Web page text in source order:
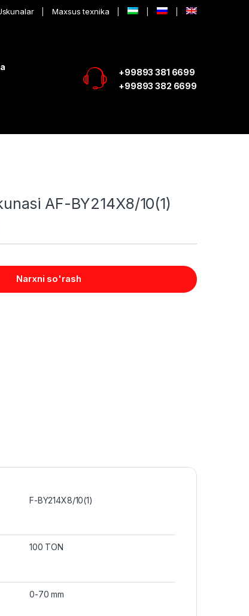
Maxsus texnika
+99893 381 6699
+99893 382 6699
AF-BY214X8/10(1)
Narxni so'rash
F-BY214X8/10(1)
100 TON
0-70 mm